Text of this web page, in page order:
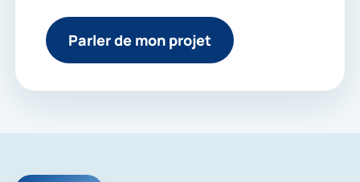
Parler de mon projet